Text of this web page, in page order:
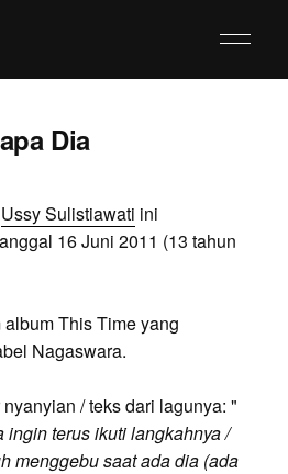
Dia
Ussy Sulistiawati ini
16 Juni 2011 (13 tahun
This Time yang
Nagaswara.
/ teks dari lagunya: "
ingin terus ikuti langkahnya /
menggebu saat ada dia (ada